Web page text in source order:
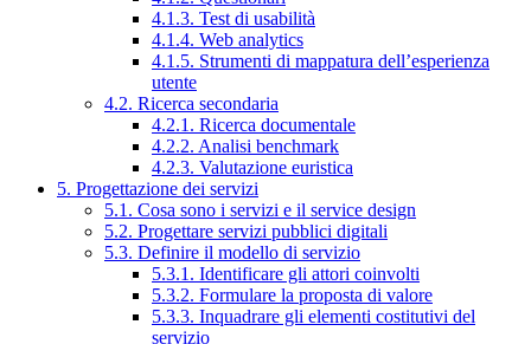
4.1.3. Test di usabilità
4.1.4. Web analytics
4.1.5. Strumenti di mappatura dell’esperienza
utente
4.2. Ricerca secondaria
4.2.1. Ricerca documentale
4.2.2. Analisi benchmark
4.2.3. Valutazione euristica
5. Progettazione dei servizi
5.1. Cosa sono i servizi e il service design
5.2. Progettare servizi pubblici digitali
5.3. Definire il modello di servizio
5.3.1. Identificare gli attori coinvolti
5.3.2. Formulare la proposta di valore
5.3.3. Inquadrare gli elementi costitutivi del
servizio